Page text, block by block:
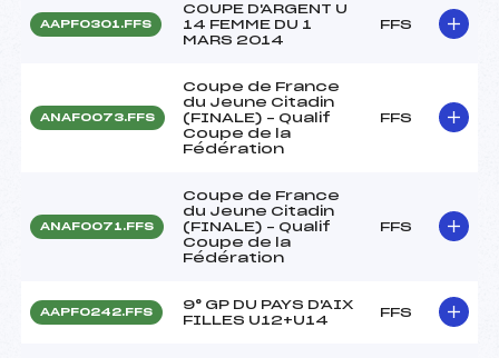
AAPF0301.FFS
COUPE D'ARGENT U
14 FEMME DU 1
MARS 2014
FFS
ANAF0073.FFS
Coupe de France
du Jeune Citadin
(FINALE) – Qualif
Coupe de la
Fédération
FFS
ANAF0071.FFS
Coupe de France
du Jeune Citadin
(FINALE) – Qualif
Coupe de la
Fédération
FFS
AAPF0242.FFS
9° GP DU PAYS D'AIX
FILLES U12+U14
FFS